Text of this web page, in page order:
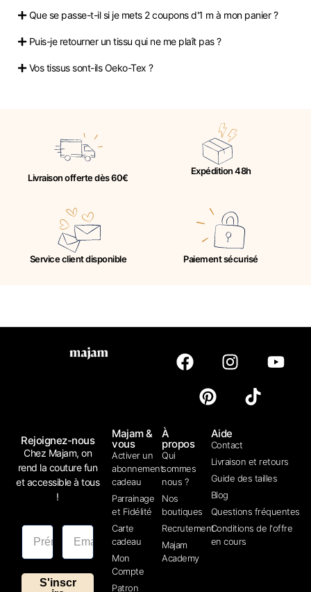
Que se passe-t-il si je mets 2 coupons d'1 m à mon panier ?
Puis-je retourner un tissu qui ne me plaît pas ?
Vos tissus sont-ils Oeko-Tex ?
Livraison offerte dès 60€
Expédition 48h
Service client disponible Paiement sécurisé
Aide
Contact
Livraison et retours
Guide des tailles
Blog
Questions fréquentes
Conditions de l'offre
en cours
À
propos
Qui
sommes
nous ?
Nos
boutiques
Recrutement
Majam
Academy
Majam &
vous
Activer un
abonnement
cadeau
Parrainage
et Fidélité
Carte
cadeau
Mon
Compte
Patron
Rejoignez-nous
Chez Majam, on
rend la couture fun
et accessible à tous
!
S'inscr